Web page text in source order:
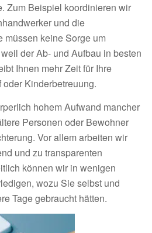
Zum Beispiel koordinieren wir
und die
müssen keine Sorge um
der Ab- und Aufbau in besten
Ihnen mehr Zeit für Ihre
Kinderbetreuung.
hohem Aufwand mancher
Personen oder Bewohner
Vor allem arbeiten wir
und zu transparenten
können wir in wenigen
wozu Sie selbst und
Tage gebraucht hätten.